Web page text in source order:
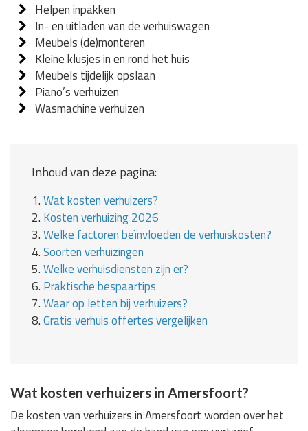
Helpen inpakken
In- en uitladen van de verhuiswagen
Meubels (de)monteren
Kleine klusjes in en rond het huis
Meubels tijdelijk opslaan
Piano’s verhuizen
Wasmachine verhuizen
Inhoud van deze pagina:
1.Wat kosten verhuizers?
2. Kosten verhuizing 2026
3.Welke factoren beïnvloeden de verhuiskosten?
4.Soorten verhuizingen
5.Welke verhuisdiensten zijn er?
6. Praktische bespaartips
7.Waar op letten bij verhuizers?
8.Gratis verhuis offertes vergelijken
Wat kosten verhuizers in Amersfoort?
De kosten van verhuizers in Amersfoort worden over het